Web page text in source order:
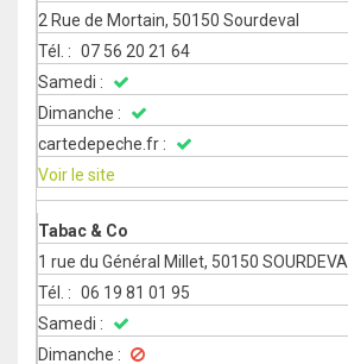
2 Rue de Mortain, 50150 Sourdeval
07 56 20 21 64
Voir le site
Tabac & Co
1 rue du Général Millet, 50150 SOURDEVAL
06 19 81 01 95